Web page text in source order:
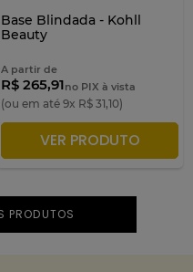
Base Blindada - Kohll
Beauty
A partir de
R$ 265,91no PIX à vista
(ou em até 9x R$ 31,10)
ADICIONAR À SACOLA
VER PRODUTO